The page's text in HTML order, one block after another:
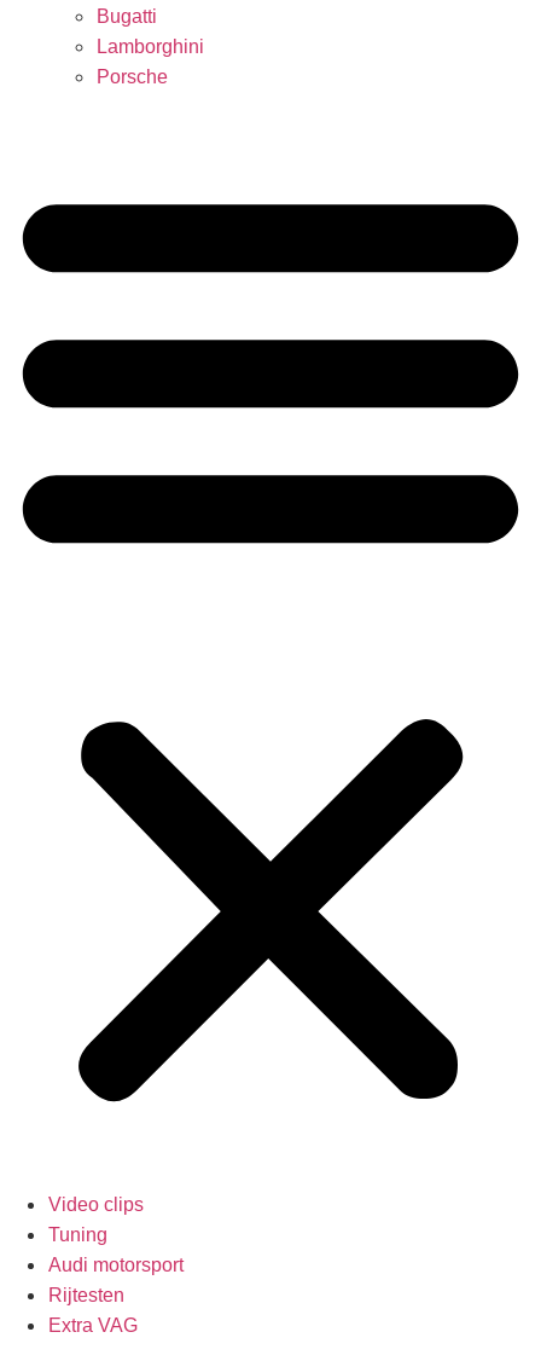
Bugatti
Lamborghini
Porsche
Video clips
Tuning
Audi motorsport
Rijtesten
Extra VAG